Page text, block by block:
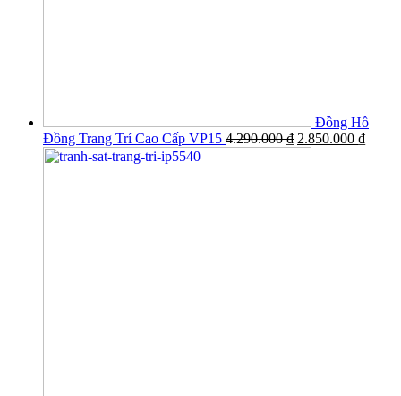
Đồng Hồ
Đồng Trang Trí Cao Cấp VP15 4.290.000₫ 2.850.000 ₫